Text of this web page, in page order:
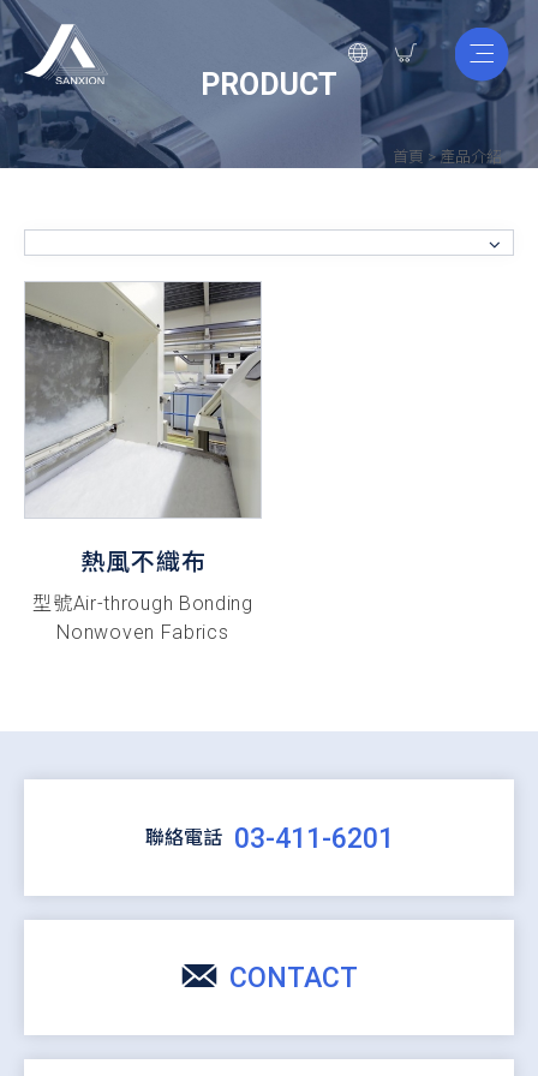
PRODUCT
首頁 > 產品介紹
熱風不織布
型號Air-through Bonding
Nonwoven Fabrics
聯絡電話 03-411-6201
CONTACT